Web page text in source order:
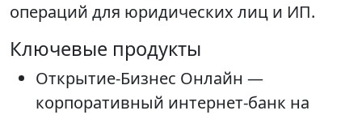
операций для юридических лиц и ИП.
Ключевые продукты
Открытие-Бизнес Онлайн —
корпоративный интернет-банк на